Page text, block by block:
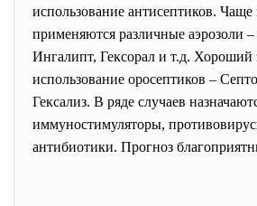
использование антисептиков. Чаще
применяются различные аэрозоли
Ингалипт, Гексорал и т.д. Хороший
использование оросептиков –
Гексализ. В ряде случаев
иммуностимуляторы,
антибиотики. Прогноз